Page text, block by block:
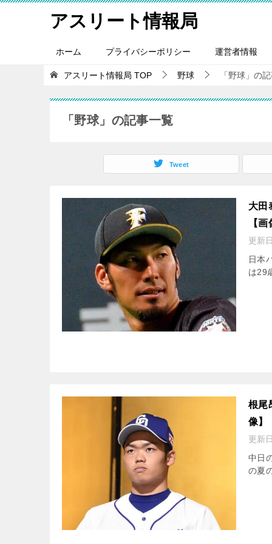
アスリート情報局
ホーム プライバシーポリシー 運営者情報
アスリート情報局 TOP 野球 「野球」の
「野球」の記事一覧
Tweet
大田
【
更新
日本
は29
根尾
像】
更新
中日
の夏